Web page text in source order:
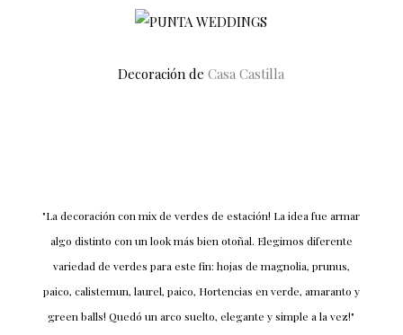
Decoración deCasa Castilla
"La decoración con mix de verdes de estación! La idea fue armar
algo distinto con un look más bien otoñal. Elegimos diferente
variedad de verdes para este fin: hojas de magnolia, prunus,
paico, calistemun, laurel, paico, Hortencias en verde, amaranto y
green balls! Quedó un arco suelto, elegante y simple a la vez!"